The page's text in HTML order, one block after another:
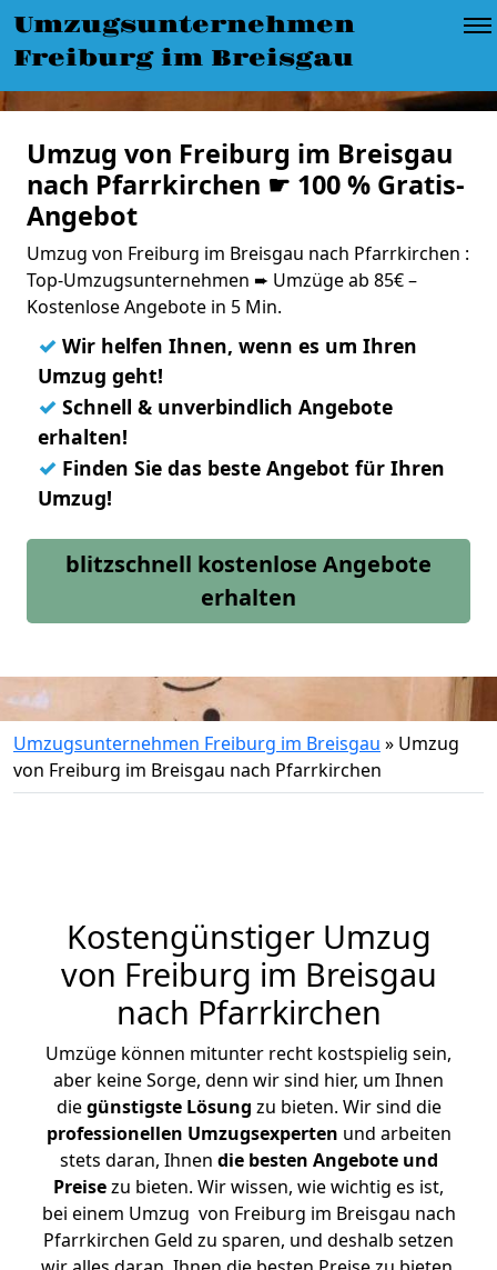
Umzugsunternehmen
Freiburg im Breisgau
Umzug von Freiburg im Breisgau
nach Pfarrkirchen ☛ 100 % Gratis-
Angebot
Umzug von Freiburg im Breisgau nach Pfarrkirchen :
Top-Umzugsunternehmen ➨ Umzüge ab 85€ –
Kostenlose Angebote in 5 Min.
✓ Wir helfen Ihnen, wenn es um Ihren
Umzug geht!
✓ Schnell & unverbindlich Angebote
erhalten!
✓ Finden Sie das beste Angebot für Ihren
Umzug!
blitzschnell kostenlose Angebote
erhalten
Umzugsunternehmen Freiburg im Breisgau » Umzug
von Freiburg im Breisgau nach Pfarrkirchen
Kostengünstiger Umzug
von Freiburg im Breisgau
nach Pfarrkirchen
Umzüge können mitunter recht kostspielig sein,
aber keine Sorge, denn wir sind hier, um Ihnen
diegünstigste Lösung zu bieten. Wir sind die
professionellen Umzugsexperten und arbeiten
stets daran, Ihnen die besten Angebote und
Preisezu bieten. Wir wissen, wie wichtig es ist,
bei einem Umzug von Freiburg im Breisgau nach
Pfarrkirchen Geld zu sparen, und deshalb setzen